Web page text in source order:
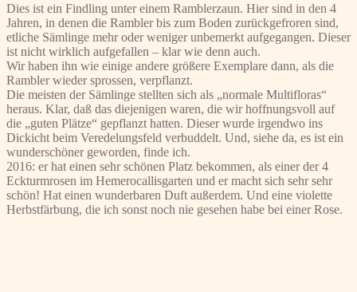
Dies ist ein Findling unter einem Ramblerzaun. Hier sind in den 4
Jahren, in denen die Rambler bis zum Boden zurückgefroren sind,
etliche Sämlinge mehr oder weniger unbemerkt aufgegangen. Dieser
ist nicht wirklich aufgefallen – klar wie denn auch.
Wir haben ihn wie einige andere größere Exemplare dann, als die
Rambler wieder sprossen, verpflanzt.
Die meisten der Sämlinge stellten sich als „normale Multifloras“
heraus. Klar, daß das diejenigen waren, die wir hoffnungsvoll auf
die „guten Plätze“ gepflanzt hatten. Dieser wurde irgendwo ins
Dickicht beim Veredelungsfeld verbuddelt. Und, siehe da, es ist ein
wunderschöner geworden, finde ich.
2016: er hat einen sehr schönen Platz bekommen, als einer der 4
Eckturmrosen im Hemerocallisgarten und er macht sich sehr sehr
schön! Hat einen wunderbaren Duft außerdem. Und eine violette
Herbstfärbung, die ich sonst noch nie gesehen habe bei einer Rose.